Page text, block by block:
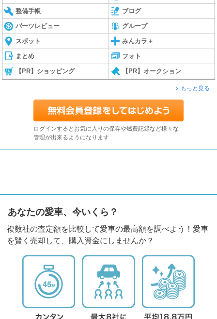
整備手帳 ブログ
パーツレビュー グループ
スポット みんカラ＋
まとめ フォト
【PR】ショッピング 【PR】オークション
もっと見る
ログインするとお気に入りの保存や燃費記録など様々な
管理が出来るようになります
あなたの愛車、今いくら？
複数社の査定額を比較して愛車の最高額を調べよう！愛車
を賢く売却して、購入資金にしませんか？